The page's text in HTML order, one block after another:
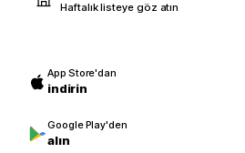
Haftalık listeye göz atın
App Store'dan
indirin
Google Play'den
alın